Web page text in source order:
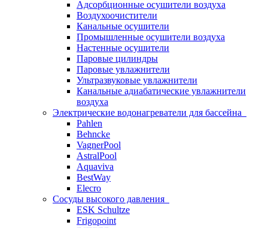
Адсорбционные осушители воздуха
Воздухоочистители
Канальные осушители
Промышленные осушители воздуха
Настенные осушители
Паровые цилиндры
Паровые увлажнители
Ультразвуковые увлажнители
Канальные адиабатические увлажнители
воздуха
Электрические водонагреватели для бассейна
Pahlen
Behncke
VagnerPool
AstralPool
Aquaviva
BestWay
Elecro
Сосуды высокого давления
ESK Schultze
Frigopoint